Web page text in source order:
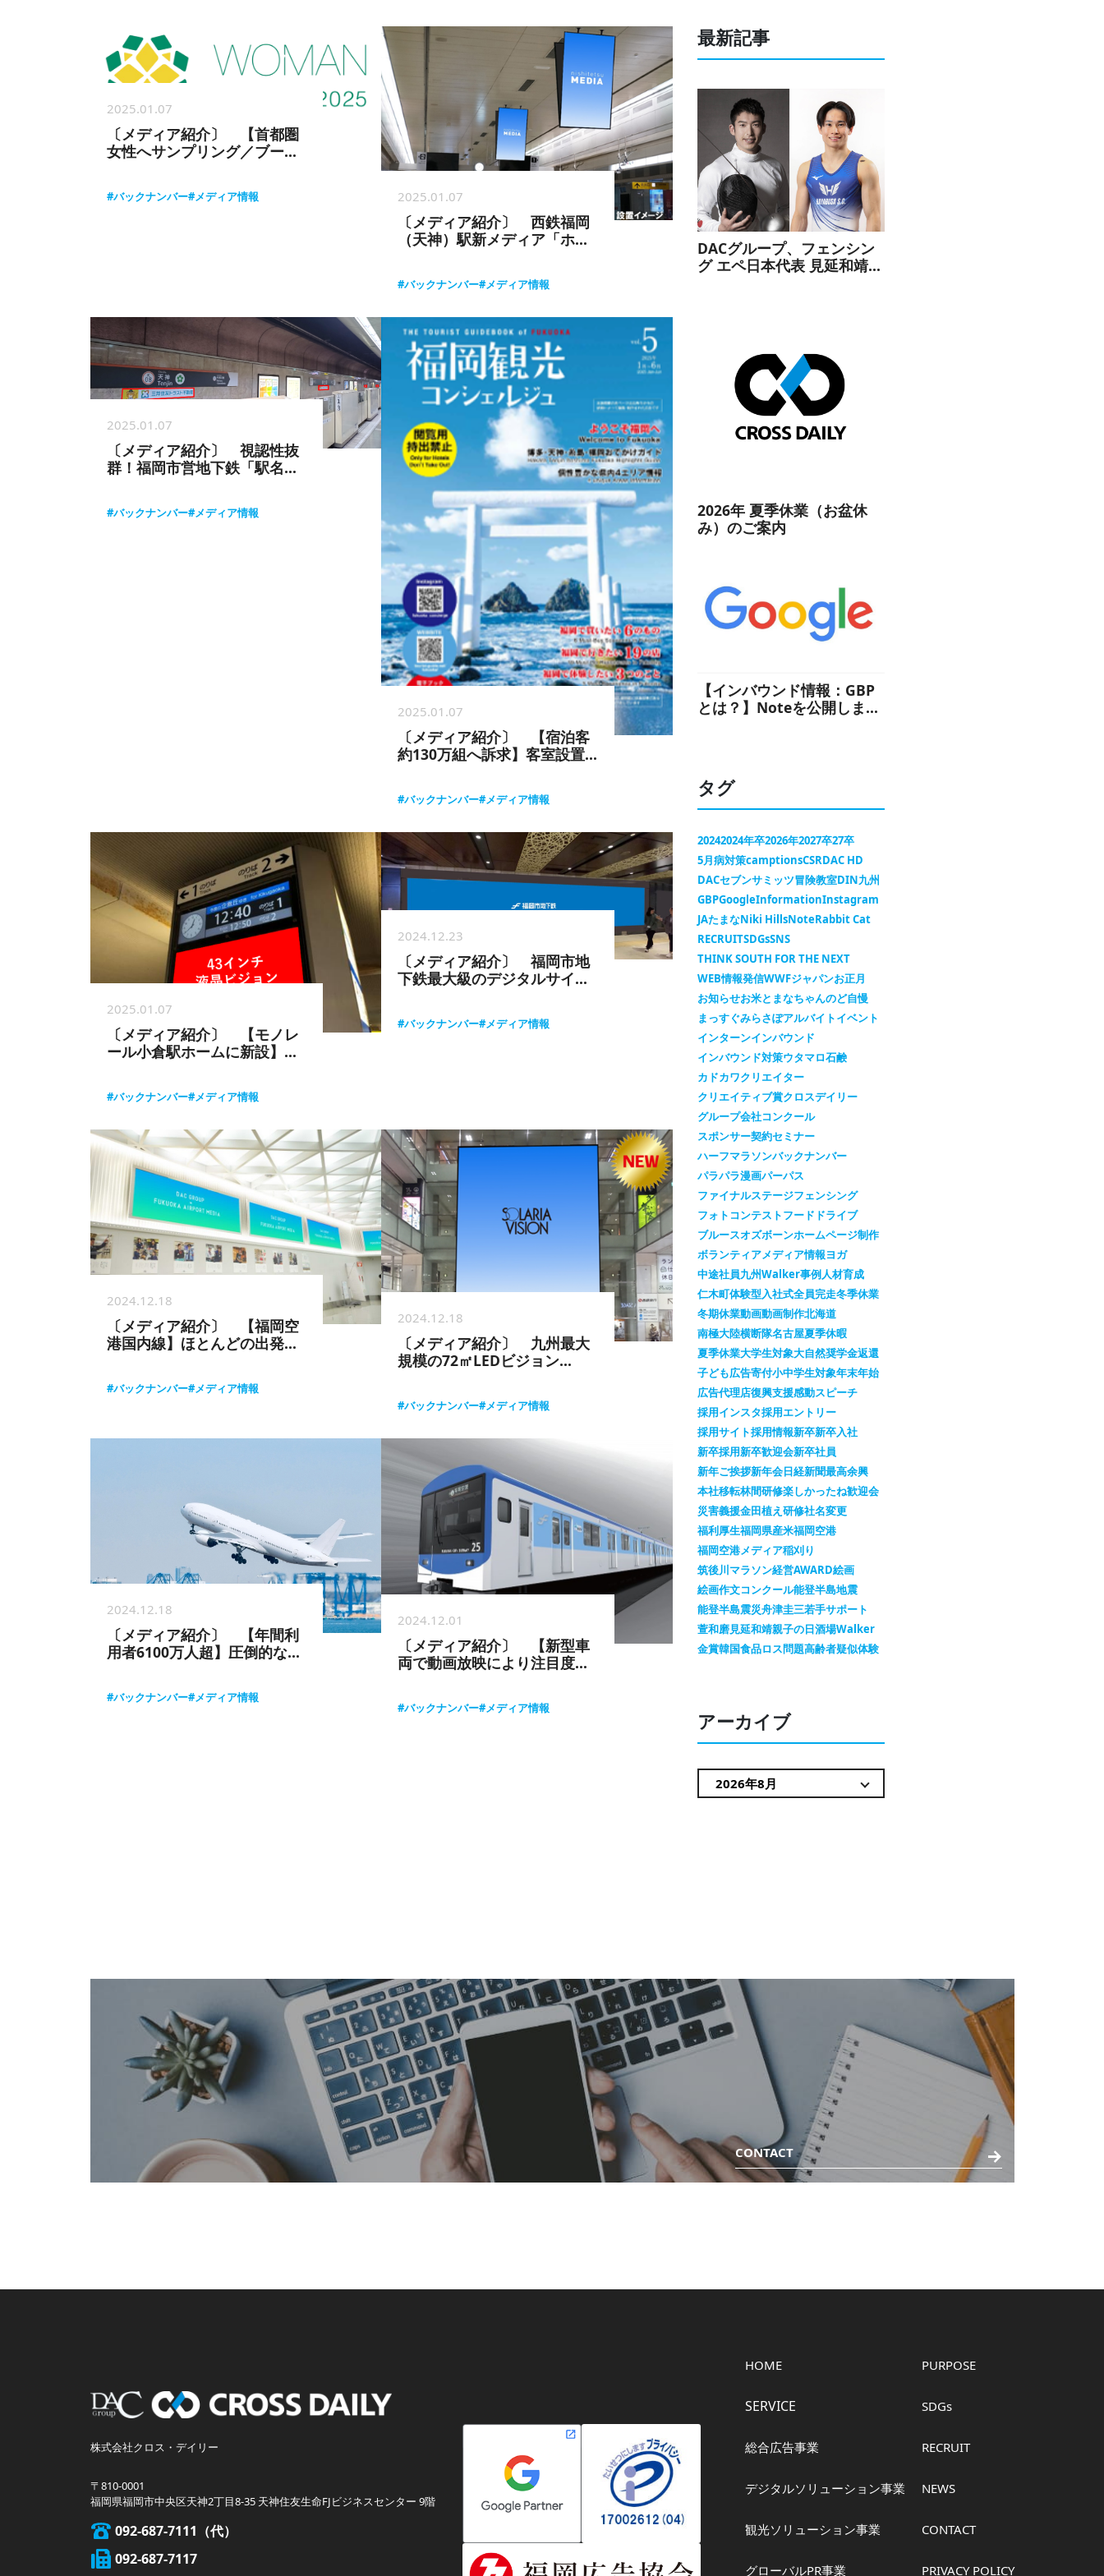
2025.01.07
〔メディア紹介〕 【首都圏
女性へサンプリング／ブース
#バックナンバー#メディア情報 2025.01.07
〔メディア紹介〕 西鉄福岡
（天神）駅新メディア「ホー
#バックナンバー#メディア情報
2025.01.07
〔メディア紹介〕 視認性抜
群！福岡市営地下鉄「駅名標
#バックナンバー#メディア情報
2025.01.07
〔メディア紹介〕 【宿泊客
約130万組へ訴求】客室設置
#バックナンバー#メディア情報
2025.01.07
〔メディア紹介〕 【モノレ
ール小倉駅ホームに新設】小
#バックナンバー#メディア情報
2024.12.23
〔メディア紹介〕 福岡市地
下鉄最大級のデジタルサイネ
#バックナンバー#メディア情報
2024.12.18
〔メディア紹介〕 【福岡空
港国内線】ほとんどの出発・
#バックナンバー#メディア情報
2024.12.18
〔メディア紹介〕 九州最大
規模の72㎡LEDビジョン
#バックナンバー#メディア情報
2024.12.18
〔メディア紹介〕 【年間利
用者6100万人超】圧倒的なリ
#バックナンバー#メディア情報
2024.12.01
〔メディア紹介〕 【新型車
両で動画放映により注目度
車内デジタルサイネージ
#バックナンバー#メディア情報
最新記事
DACグループ、フェンシン
グ エペ日本代表 見延和靖選
2026年 夏季休業（お盆休
み）のご案内
【インバウンド情報：GBP
とは？】Noteを公開しまし
タグ
20242024年卒2026年2027卒27卒
5月病対策camptionsCSRDAC HD
DACセブンサミッツ冒険教室DIN九州
GBPGoogleInformationInstagram
JAたまなNiki HillsNoteRabbit Cat
RECRUITSDGsSNS
THINK SOUTH FOR THE NEXT
WEB情報発信WWFジャパンお正月
お知らせお米とまなちゃんのど自慢
まっすぐみらさぽアルバイトイベント
インターンインバウンド
インバウンド対策ウタマロ石鹸
カドカワクリエイター
クリエイティブ賞クロスデイリー
グループ会社コンクール
スポンサー契約セミナー
ハーフマラソンバックナンバー
パラパラ漫画パーパス
ファイナルステージフェンシング
フォトコンテストフードドライブ
ブルースオズボーンホームページ制作
ボランティアメディア情報ヨガ
中途社員九州Walker事例人材育成
仁木町体験型入社式全員完走冬季休業
冬期休業動画動画制作北海道
南極大陸横断隊名古屋夏季休暇
夏季休業大学生対象大自然奨学金返還
子ども広告寄付小中学生対象年末年始
広告代理店復興支援感動スピーチ
採用インスタ採用エントリー
採用サイト採用情報新卒新卒入社
新卒採用新卒歓迎会新卒社員
新年ご挨拶新年会日経新聞最高余興
本社移転林間研修楽しかったね歓迎会
災害義援金田植え研修社名変更
福利厚生福岡県産米福岡空港
福岡空港メディア稲刈り
筑後川マラソン経営AWARD絵画
絵画作文コンクール能登半島地震
能登半島震災舟津圭三若手サポート
萱和磨見延和靖親子の日酒場Walker
金賞韓国食品ロス問題高齢者疑似体験
アーカイブ
CONTACT
株式会社クロス・デイリー
〒810-0001
福岡県福岡市中央区天神2丁目8-35 天神住友生命FJビジネスセンター 9階
092-687-7111
092-687-7117
HOME
SERVICE
総合広告事業
デジタルソリューション事業
観光ソリューション事業
グローバルPR事業
PURPOSE
SDGs
RECRUIT
NEWS
CONTACT
PRIVACY POLICY